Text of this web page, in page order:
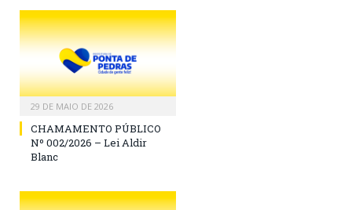
29 DE MAIO DE 2026
CHAMAMENTO PÚBLICO
Nº 002/2026 – Lei Aldir
Blanc